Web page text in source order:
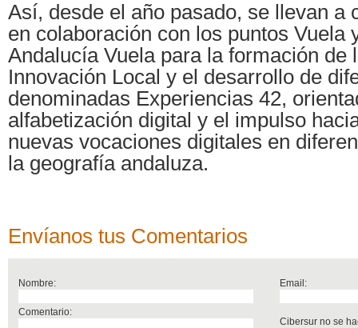
Así, desde el año pasado, se llevan a
en colaboración con los puntos Vuela
Andalucía Vuela para la formación de
Innovación Local y el desarrollo de
denominadas Experiencias 42,
alfabetización digital y el impulso
nuevas vocaciones digitales en
la geografía andaluza.
Envíanos tus Comentarios
Nombre: Email:
Comentario:
Cibersur no se